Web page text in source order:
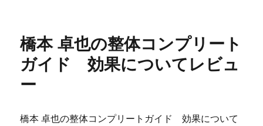
向
け
ホ
ー
橋本 卓也の整体コンプリート
ガイド 効果についてレビュ
ー
橋本 卓也の整体コンプリートガイド 効果について